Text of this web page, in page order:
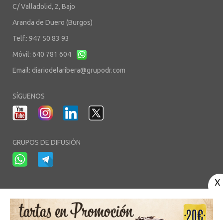
C/ Valladolid, 2, Bajo
Aranda de Duero (Burgos)
Telf.: 947 50 83 93
Móvil: 640 781 604
Email: diariodelaribera@grupodr.com
SÍGUENOS
GRUPOS DE DIFUSIÓN